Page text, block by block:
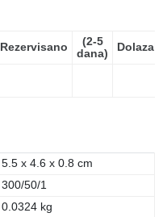
Rezervisano
(2-5
dana)
Dolazak
5.5 x 4.6 x 0.8 cm
300/50/1
0.0324 kg